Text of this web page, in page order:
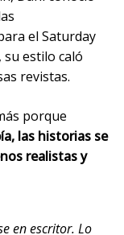
el Saturday
su estilo caló
revistas.
porque
las historias se
realistas y
en escritor. Lo